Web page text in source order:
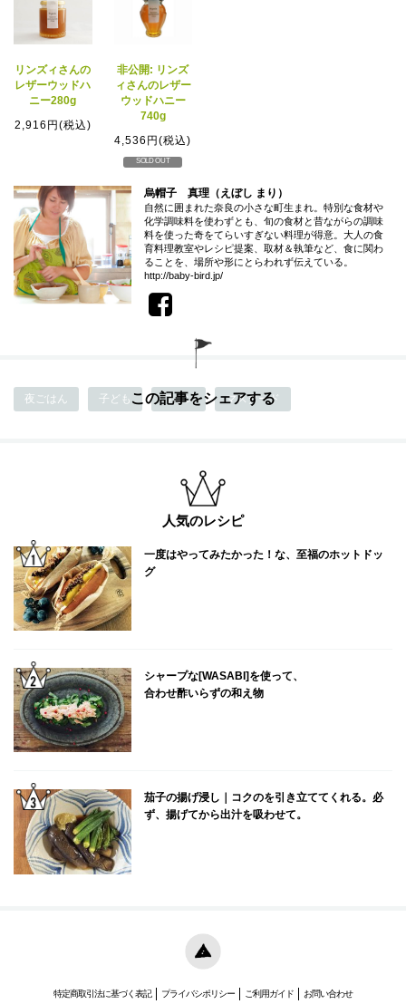
リンズィさんの
レザーウッドハ
ニー280g
2,916円(税込)
非公開: リンズ
ィさんのレザー
ウッドハニー
740g
4,536円(税込)
SOLD OUT
この記事をシェアする
烏帽子 真理（えぼし まり）
自然に囲まれた奈良の小さな町生まれ。特別な食材や
化学調味料を使わずとも、旬の食材と昔ながらの調味
料を使った奇をてらいすぎない料理が得意。大人の食
育料理教室やレシピ提案、取材＆執筆など、食に関わ
ることを、場所や形にとらわれず伝えている。
http://baby-bird.jp/
夜ごはん 子ども ワイン マスタード
人気のレシピ
一度はやってみたかった！な、至福のホットドッ
グ
シャープな[WASABI]を使って、
合わせ酢いらずの和え物
茄子の揚げ浸し｜コクのを引き立ててくれる。必
ず、揚げてから出汁を吸わせて。
特定商取引法に基づく表記 プライバシポリシー ご利用ガイド お問い合わせ